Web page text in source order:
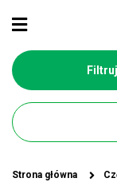
Strona główna